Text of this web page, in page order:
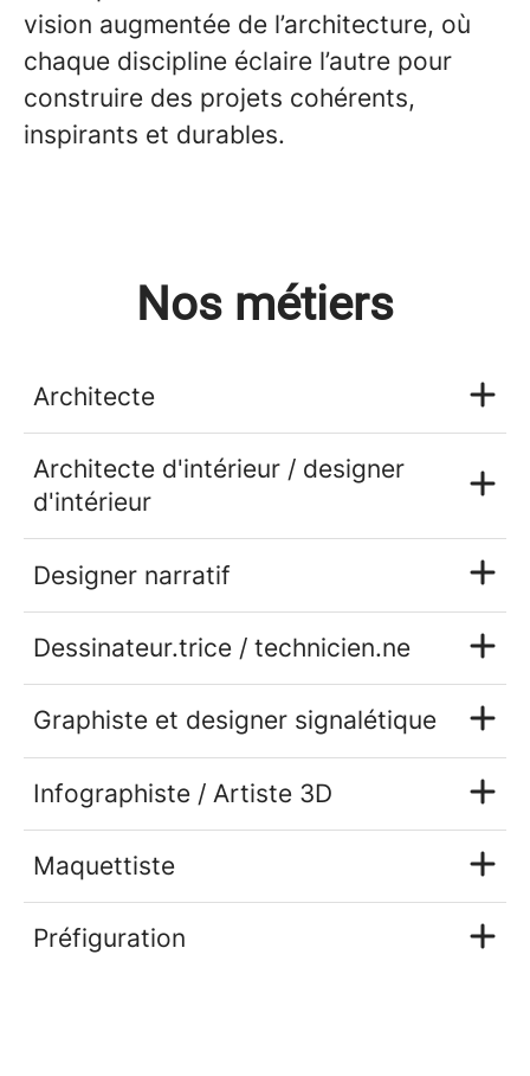
vision augmentée de l’architecture, où
chaque discipline éclaire l’autre pour
construire des projets cohérents,
inspirants et durables.
Nos métiers
Architecte
Architecte d'intérieur / designer
d'intérieur
Designer narratif
Dessinateur.trice / technicien.ne
Graphiste et designer signalétique
Infographiste / Artiste 3D
Maquettiste
Préfiguration